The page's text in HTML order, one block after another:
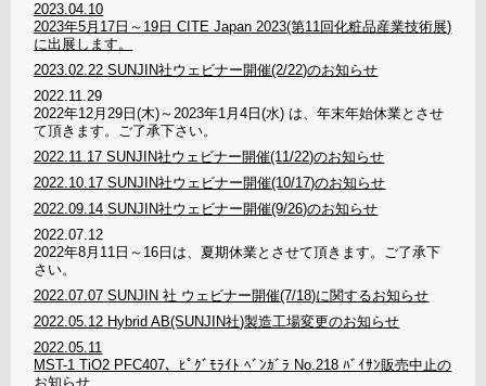
2023.04.10
2023年5月17日～19日 CITE Japan 2023(第11回化粧品産業技術展)
に出展します。
2023.02.22 SUNJIN社ウェビナー開催(2/22)のお知らせ
2022.11.29
2022年12月29日(木)～2023年1月4日(水) は、年末年始休業とさせ
て頂きます。ご了承下さい。
2022.11.17 SUNJIN社ウェビナー開催(11/22)のお知らせ
2022.10.17 SUNJIN社ウェビナー開催(10/17)のお知らせ
2022.09.14 SUNJIN社ウェビナー開催(9/26)のお知らせ
2022.07.12
2022年8月11日～16日は、夏期休業とさせて頂きます。ご了承下
さい。
2022.07.07 SUNJIN 社 ウェビナー開催(7/18)に関するお知らせ
2022.05.12 Hybrid AB(SUNJIN社)製造工場変更のお知らせ
2022.05.11
MST-1 TiO2 PFC407、ﾋﾟｸﾞﾓﾗｲﾄ ﾍﾞﾝｶﾞﾗ No.218 ﾊﾞｲｻﾝ販売中止の
お知らせ